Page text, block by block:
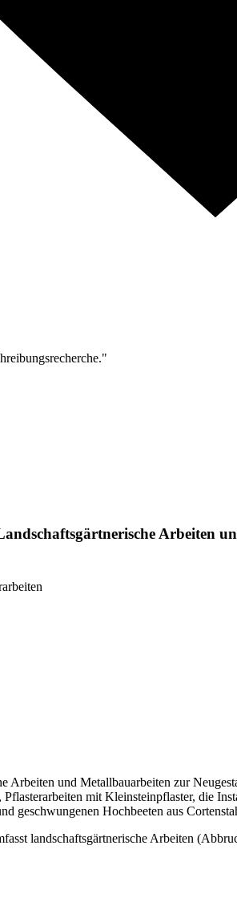
Arbeiten und Metallbauarbeiten zur
mit Kleinsteinpflaster, die
geschwungenen Hochbeeten aus
landschaftsgärtnerische Arbeiten